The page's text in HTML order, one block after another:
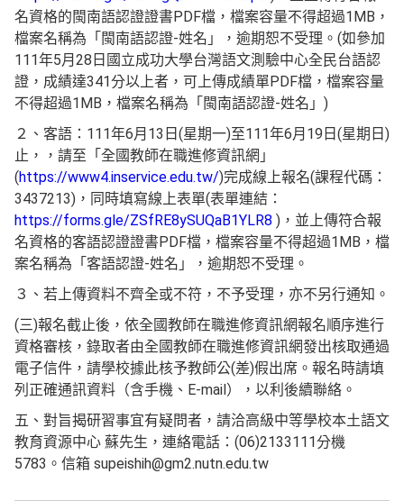
名資格的閩南語認證證書PDF檔，檔案容量不得超過1MB，
檔案名稱為「閩南語認證-姓名」，逾期恕不受理。(如參加
111年5月28日國立成功大學台灣語文測驗中心全民台語認
證，成績達341分以上者，可上傳成績單PDF檔，檔案容量
不得超過1MB，檔案名稱為「閩南語認證-姓名」)
２、客語：111年6月13日(星期一)至111年6月19日(星期日)
止，，請至「全國教師在職進修資訊網」
(https://www4.inservice.edu.tw/)完成線上報名(課程代碼：
3437213)，同時填寫線上表單(表單連結：
https://forms.gle/ZSfRE8ySUQaB1YLR8 )，並上傳符合報
名資格的客語認證證書PDF檔，檔案容量不得超過1MB，檔
案名稱為「客語認證-姓名」，逾期恕不受理。
３、若上傳資料不齊全或不符，不予受理，亦不另行通知。
(三)報名截止後，依全國教師在職進修資訊網報名順序進行
資格審核，錄取者由全國教師在職進修資訊網發出核取通過
電子信件，請學校據此核予教師公(差)假出席。報名時請填
列正確通訊資料（含手機、E-mail），以利後續聯絡。
五、對旨揭研習事宜有疑問者，請洽高級中等學校本土語文
教育資源中心 蘇先生，連絡電話：(06)2133111分機
5783。信箱 supeishih@gm2.nutn.edu.tw